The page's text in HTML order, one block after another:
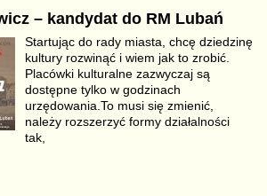
– kandydat do RM Lubań
Startując do rady miasta, chcę dziedzinę
kultury rozwinąć i wiem jak to zrobić.
Placówki kulturalne zazwyczaj są
dostępne tylko w godzinach
urzędowania.To musi się zmienić,
należy rozszerzyć formy działalności
tak,